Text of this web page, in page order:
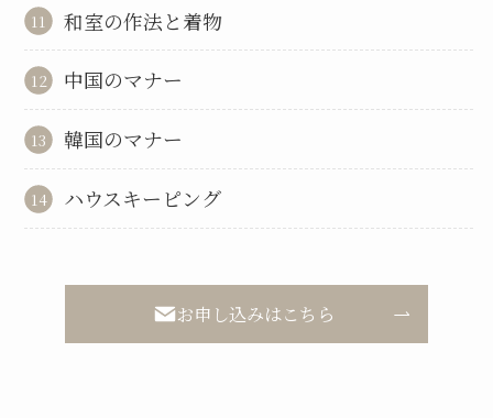
和室の作法と着物
中国のマナー
韓国のマナー
ハウスキーピング
お申し込みはこちら